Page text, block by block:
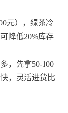
元），绿茶冷
降低20%库存
，先拿50-100
，灵活进货比